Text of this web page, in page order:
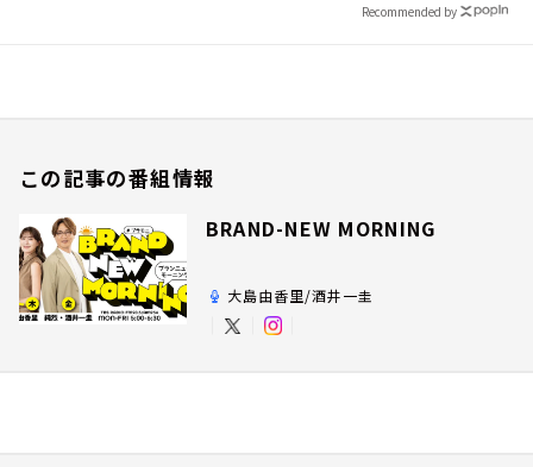
Recommended by
この記事の番組情報
BRAND-NEW MORNING
大島由香里/酒井一圭